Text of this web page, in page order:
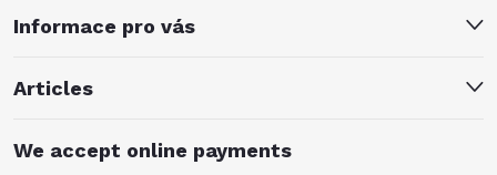
Informace pro vás
Articles
We accept online payments